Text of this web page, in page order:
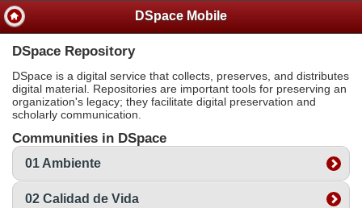
DSpace Mobile
DSpace Repository
DSpace is a digital service that collects, preserves, and distributes
digital material. Repositories are important tools for preserving an
organization's legacy; they facilitate digital preservation and
scholarly communication.
Communities in DSpace
01 Ambiente
02 Calidad de Vida